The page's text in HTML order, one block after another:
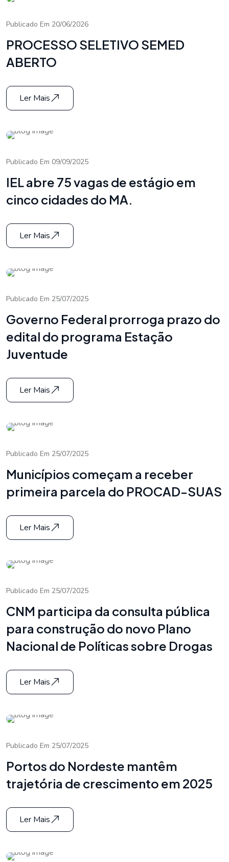
Publicado Em 20/06/2026
PROCESSO SELETIVO SEMED
ABERTO
Ler Mais
Publicado Em 09/09/2025
IEL abre 75 vagas de estágio em
cinco cidades do MA.
Ler Mais
Publicado Em 25/07/2025
Governo Federal prorroga prazo do
edital do programa Estação
Juventude
Ler Mais
Publicado Em 25/07/2025
Municípios começam a receber
primeira parcela do PROCAD-SUAS
Ler Mais
Publicado Em 25/07/2025
CNM participa da consulta pública
para construção do novo Plano
Nacional de Políticas sobre Drogas
Ler Mais
Publicado Em 25/07/2025
Portos do Nordeste mantêm
trajetória de crescimento em 2025
Ler Mais